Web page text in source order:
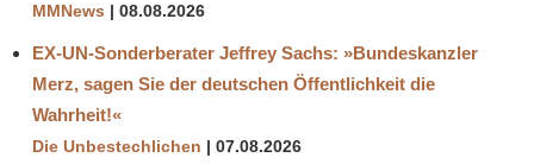
MMNews 08.08.2026
EX-UN-Sonderberater Jeffrey Sachs: »Bundeskanzler
Merz, sagen Sie der deutschen Öffentlichkeit die
Wahrheit!«
Die Unbestechlichen 07.08.2026